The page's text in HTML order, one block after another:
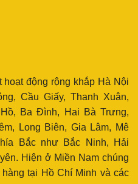
hoạt động rộng khắp Hà Nội
Cầu Giấy, Thanh Xuân,
Ba Đình, Hai Bà Trưng,
Long Biên, Gia Lâm, Mê
Bắc như Bắc Ninh, Hải
Hiện ở Miền Nam chúng
tại Hồ Chí Minh và các